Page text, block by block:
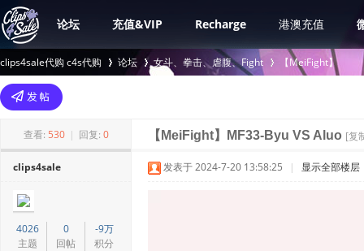
论坛 充值&VIP Recharge 港澳充值
clips4sale代购 c4s代购
>
论坛 女斗、拳击、虐腹、Fight
›
【MeiFight】
查看: 530 | 回复: 0 【MeiFight】MF33-Byu VS Aluo [复
clips4sale
4026
主题
0
回帖
-9万
积分
发表于 2024-7-20 13:58:25 | 显示全部楼层